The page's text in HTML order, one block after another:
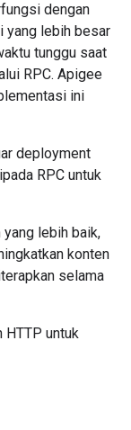
dengan
yang lebih besar
tunggu saat
RPC. Apigee
ini
deployment
RPC untuk
lebih baik,
konten
selama
HTTP untuk